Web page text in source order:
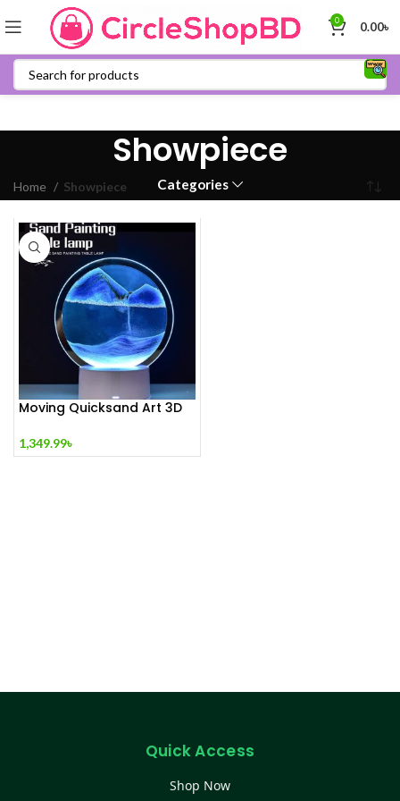
0 0.00৳
Showpiece
Categories
Home Showpiece
Moving Quicksand Art 3D
আর্ট ডেকর, লিভিং রুম/অফিস/ডেস্ক/
উপহার
1,349.99৳
Quick Access
Shop Now